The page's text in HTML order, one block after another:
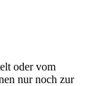
oder vom
nur noch zur